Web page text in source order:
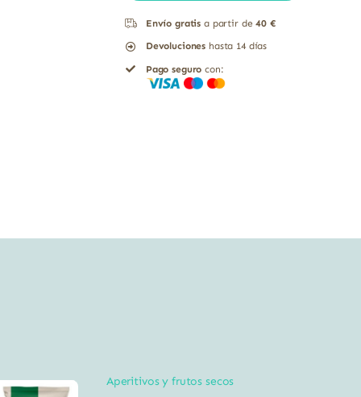
200
G
cantidad
Envío gratis a partir de40 €
Devoluciones hasta 14 días
Pago seguro con:
Aperitivos y frutos secos